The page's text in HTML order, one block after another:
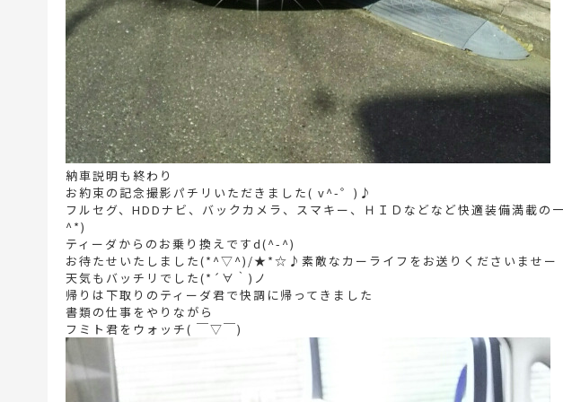
納車説明も終わり
お約束の記念撮影パチリいただきました( v^-゜)♪
フルセグ、HDDナビ、バックカメラ、スマキー、ＨＩＤなどなど快適装備満載の
^*)
ティーダからのお乗り換えですd(^-^)
お待たせいたしました(*^▽^)/★*☆♪素敵なカーライフをお送りくださいませー
天気もバッチリでした(*´∀｀)ノ
帰りは下取りのティーダ君で快調に帰ってきました
書類の仕事をやりながら
フミト君をウォッチ( ￣▽￣)